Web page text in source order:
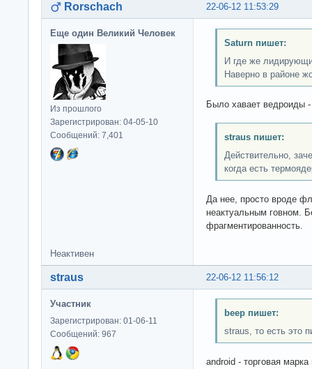
22-06-12 11:53:29
Rorschach
Еще один Великий Человек
Из прошлого
Зарегистрирован: 04-05-10
Сообщений: 7,401
Saturn пишет:
И где же
Наверно в районе
Было хавает ведроиды
straus пишет:
Действительно,
когда есть
Да нее, просто вроде
неактуальным говном.
фрагментированность.
Неактивен
22-06-12 11:56:12
straus
Участник
Зарегистрирован: 01-06-11
Сообщений: 967
beep пишет:
straus, то есть это
android - торговая марка